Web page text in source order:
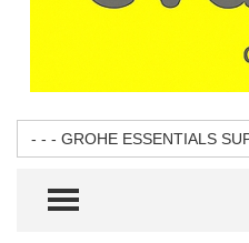
- - - GROHE ESSENTIALS
TOGGLE